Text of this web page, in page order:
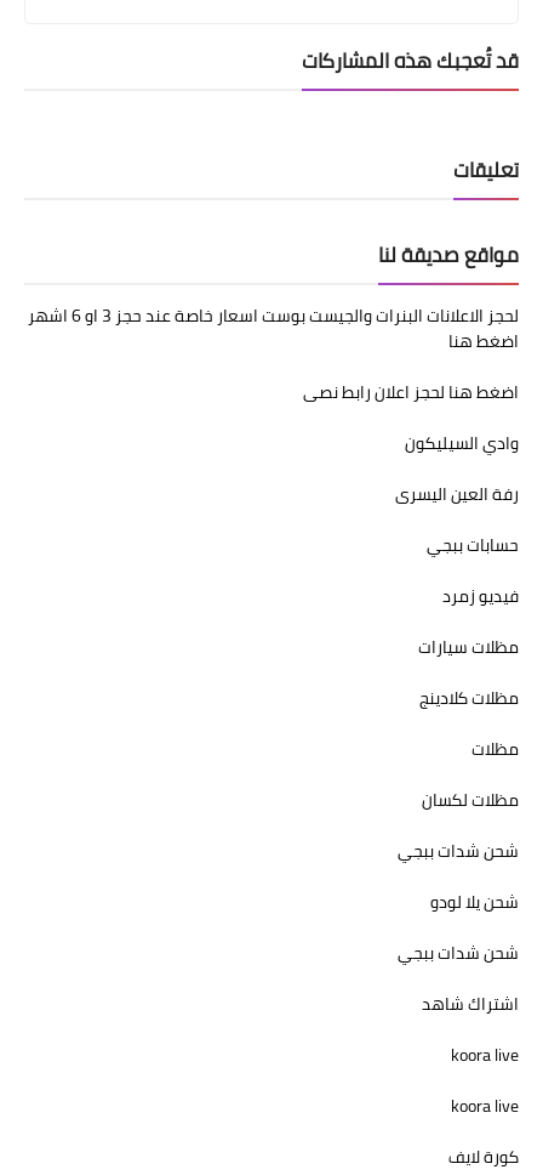
قد تُعجبك هذه المشاركات
تعليقات
مواقع صديقة لنا
لحجز الاعلانات البنرات والجيست بوست اسعار خاصة عند حجز 3 او 6 اشهر
اضغط هنا
اضغط هنا لحجز اعلان رابط نصى
وادي السيليكون
رفة العين اليسرى
حسابات ببجي
فيديو زمرد
مظلات سيارات
مظلات كلادينج
مظلات
مظلات لكسان
شحن شدات ببجي
شحن يلا لودو
شحن شدات ببجي
اشتراك شاهد
koora live
koora live
كورة لايف